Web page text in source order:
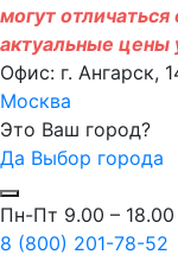
могут
актуальные цены
Офис: г. Ангарск,
Москва
Это Ваш город?
Да Выбор города
Пн-Пт 9.00 – 18.00
8 (800) 201-78-52